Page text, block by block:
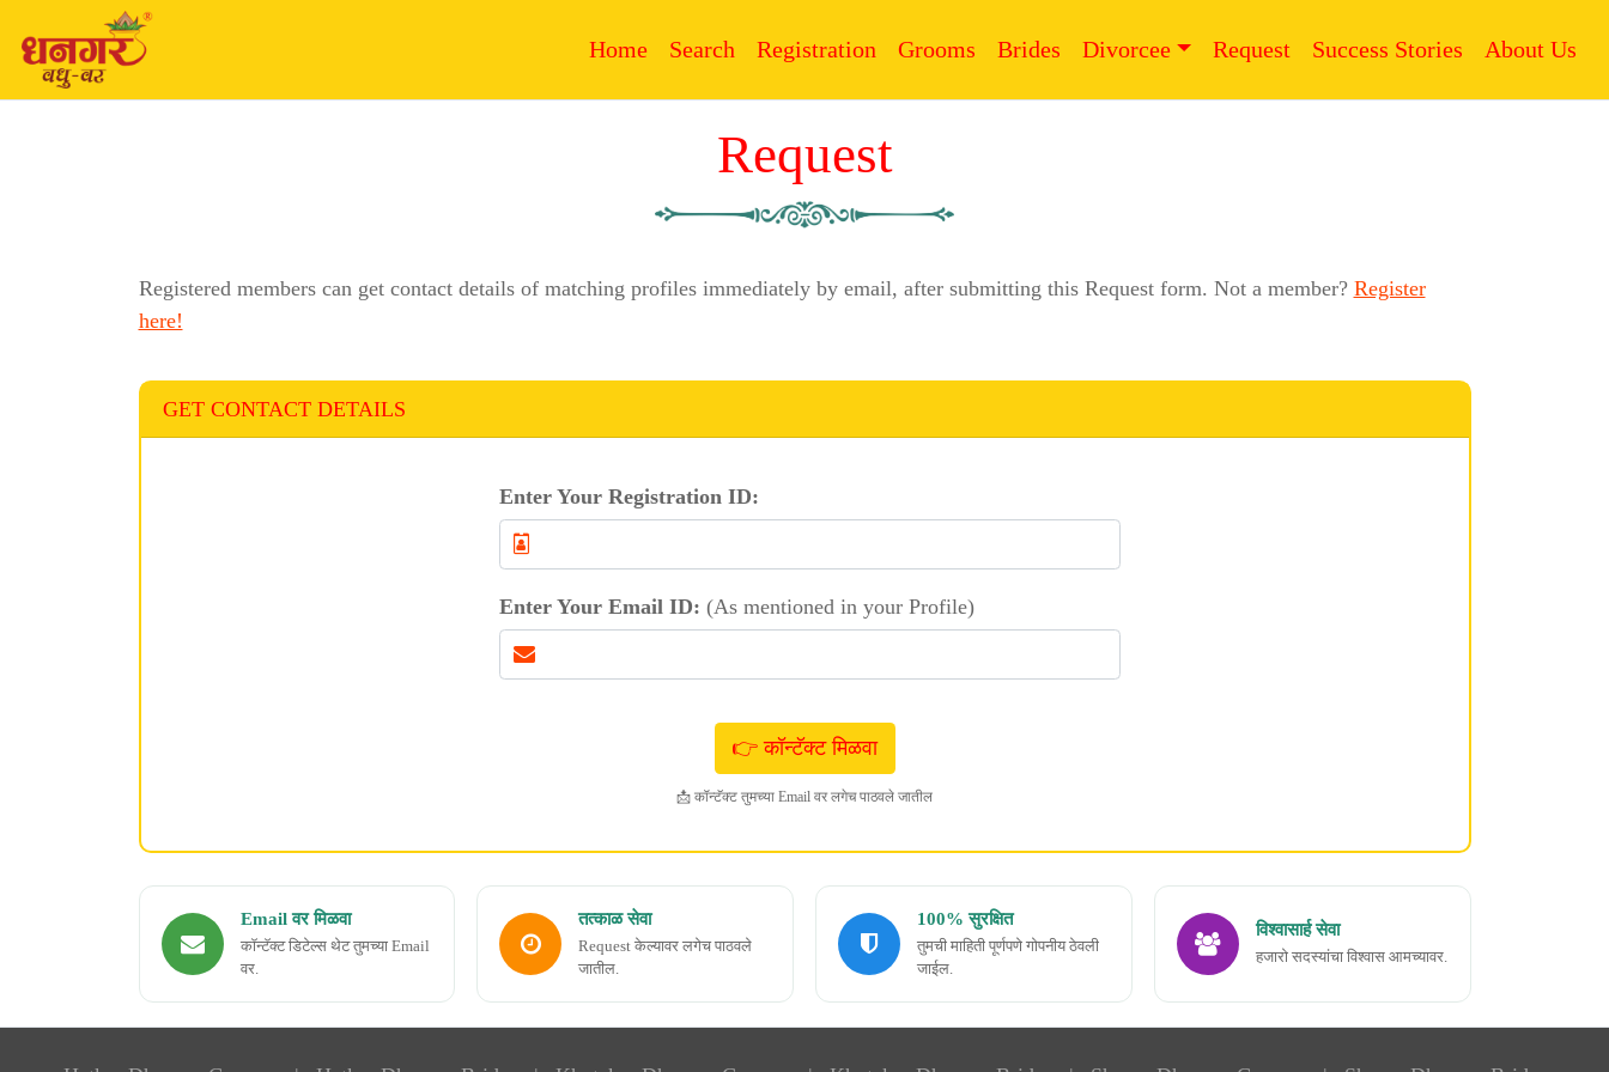
Home Search Registration Grooms Brides Divorcee Request Success Stories About Us
Request
Registered members can get contact details of matching profiles immediately by email, after submitting this Request form. Not a member? Register
here!
GET CONTACT DETAILS
Enter Your Registration ID:
Enter Your Email ID: (As mentioned in your Profile)
📩 कॉन्टॅक्ट तुमच्या Email वर लगेच पाठवले जातील
Email वर मिळवा
कॉन्टॅक्ट डिटेल्स थेट तुमच्या Email
वर.
तत्काळ सेवा
Request केल्यावर लगेच पाठवले
जातील.
100% सुरक्षित
तुमची माहिती पूर्णपणे गोपनीय ठेवली
जाईल.
विश्वासार्ह सेवा
हजारो सदस्यांचा विश्वास आमच्यावर.